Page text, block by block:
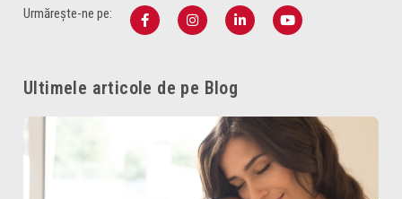
Urmărește-ne pe:
Ultimele articole de pe Blog